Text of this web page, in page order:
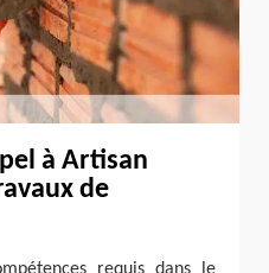
à Artisan
de